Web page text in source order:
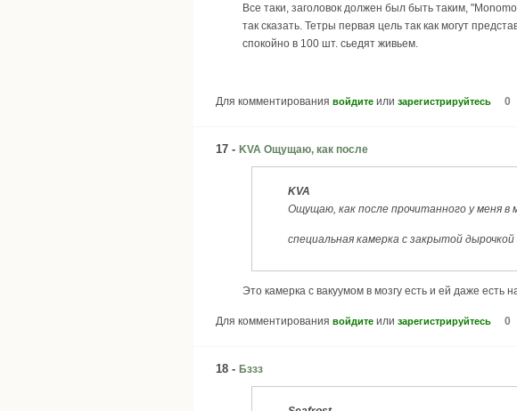
Все таки, заголовок должен был быть таким,
так сказать. Тетры первая цель так как могут
спокойно в 100 шт. сьедят живьем.
Для комментирования войдите или зарегистрируйтесь 0
17 - KVA Ощущаю, как после
KVA
Ощущаю, как после прочитанного у меня в
специальная камерка с закрытой дырочкой
Это камерка с вакуумом в мозгу есть и ей даже есть
Для комментирования войдите или зарегистрируйтесь 0
18 - Бззз